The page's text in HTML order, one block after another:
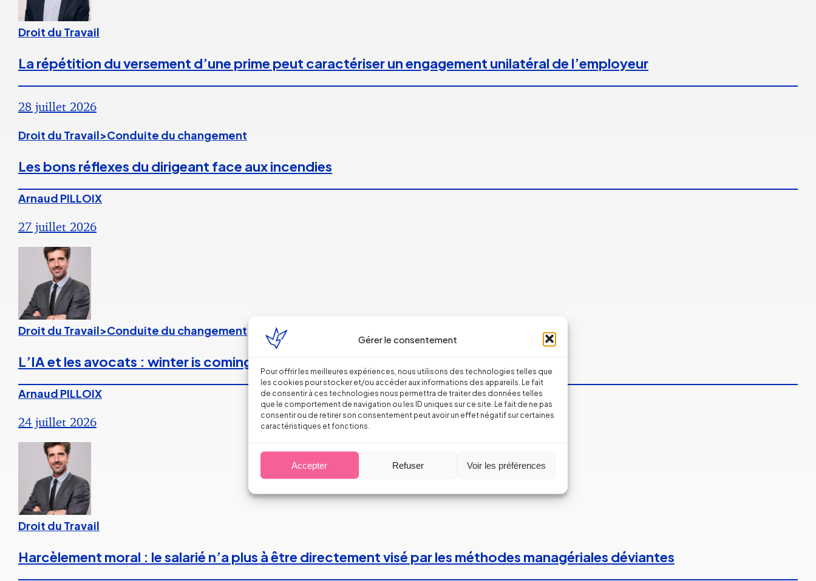
Gérer le consentement
Pour offrir les meilleures expériences, nous utilisons des technologies telles que
les cookies pour stocker et/ou accéder aux informations des appareils. Le fait
de consentir à ces technologies nous permettra de traiter des données telles
que le comportement de navigation ou les ID uniques sur ce site. Le fait de ne pas
consentir ou de retirer son consentement peut avoir un effet négatif sur certaines
caractéristiques et fonctions.
Accepter Refuser Voir les préférences
Droit du Travail
La répétition du versement d’une prime peut caractériser un engagement unilatéral de l’employeur
28 juillet 2026
Droit du Travail>Conduite du changement
Les bons réflexes du dirigeant face aux incendies
Arnaud PILLOIX
27 juillet 2026
Droit du Travail>Conduite du changement
L’IA et les avocats : winter is coming ?
Arnaud PILLOIX
24 juillet 2026
Droit du Travail
Harcèlement moral : le salarié n’a plus à être directement visé par les méthodes managériales déviantes